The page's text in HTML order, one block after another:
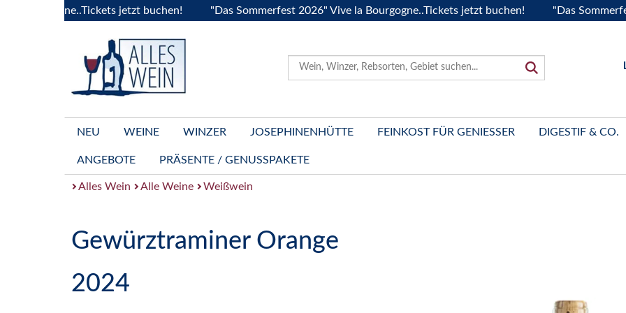
jetzt buchen! "Das Sommerfest 2026" Vive la Bourgogne..Tickets jetzt buchen! "Das Sommerfest
NEU WEINE WINZER JOSEPHINENHÜTTE FEINKOST FÜR GENIESSER DIGESTIF & CO.
ANGEBOTE PRÄSENTE / GENUSSPAKETE
Alles Wein Alle Weine Weißwein
Gewürztraminer Orange
2024